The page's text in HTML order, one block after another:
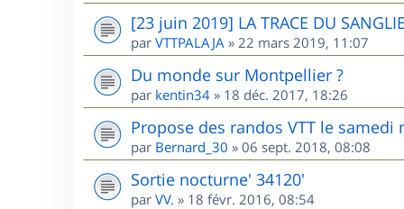
[23 juin 2019] LA TRACE DU
par VTTPALAJA » 22 mars 2019, 11:07
Du monde sur Montpellier ?
par kentin34 » 18 déc. 2017, 18:26
Propose des randos VTT le
par Bernard_30 » 06 sept. 2018, 08:08
Sortie nocturne' 34120'
par VV. » 18 févr. 2016, 08:54